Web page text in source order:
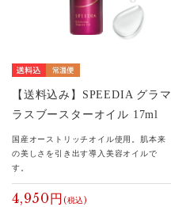
【送料込み】SPEEDIA グラマ
ラスブースターオイル 17ml
国産オーストリッチオイル使用。肌本来
の美しさを引き出す導入美容オイルで
す。
4,950円